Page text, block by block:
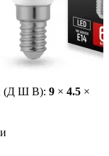
(Д Ш В): 9 × 4.5 ×